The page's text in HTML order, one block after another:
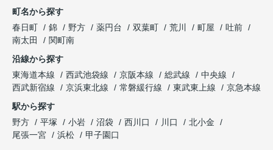
町名から探す
春日町
錦 野方 薬円台 双葉町 荒川 町屋
吐前
南太田
関町南
沿線から探す
東海道本線
西武池袋線 京阪本線 総武線
中央線
西武新宿線
京浜東北線 常磐緩行線 東武東上線
京急本線
駅から探す
野方
平塚 小岩 沼袋 西川口 川口
北小金
尾張一宮
浜松 甲子園口